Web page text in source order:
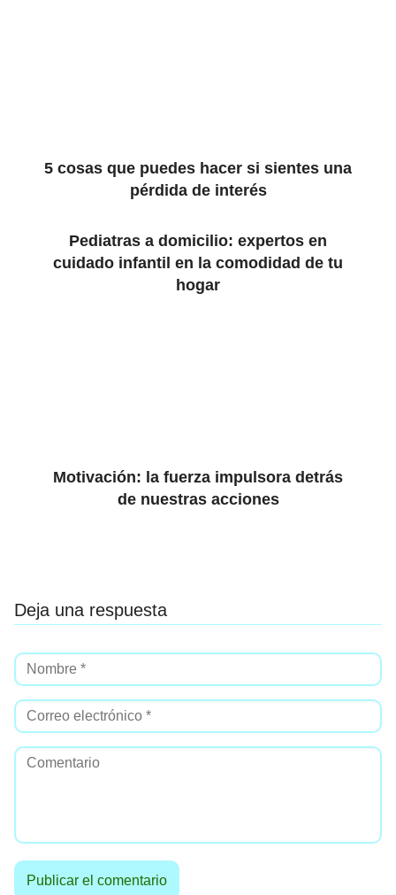
5 cosas que puedes hacer si sientes una
pérdida de interés
Pediatras a domicilio: expertos en
cuidado infantil en la comodidad de tu
hogar
Motivación: la fuerza impulsora detrás
de nuestras acciones
Deja una respuesta